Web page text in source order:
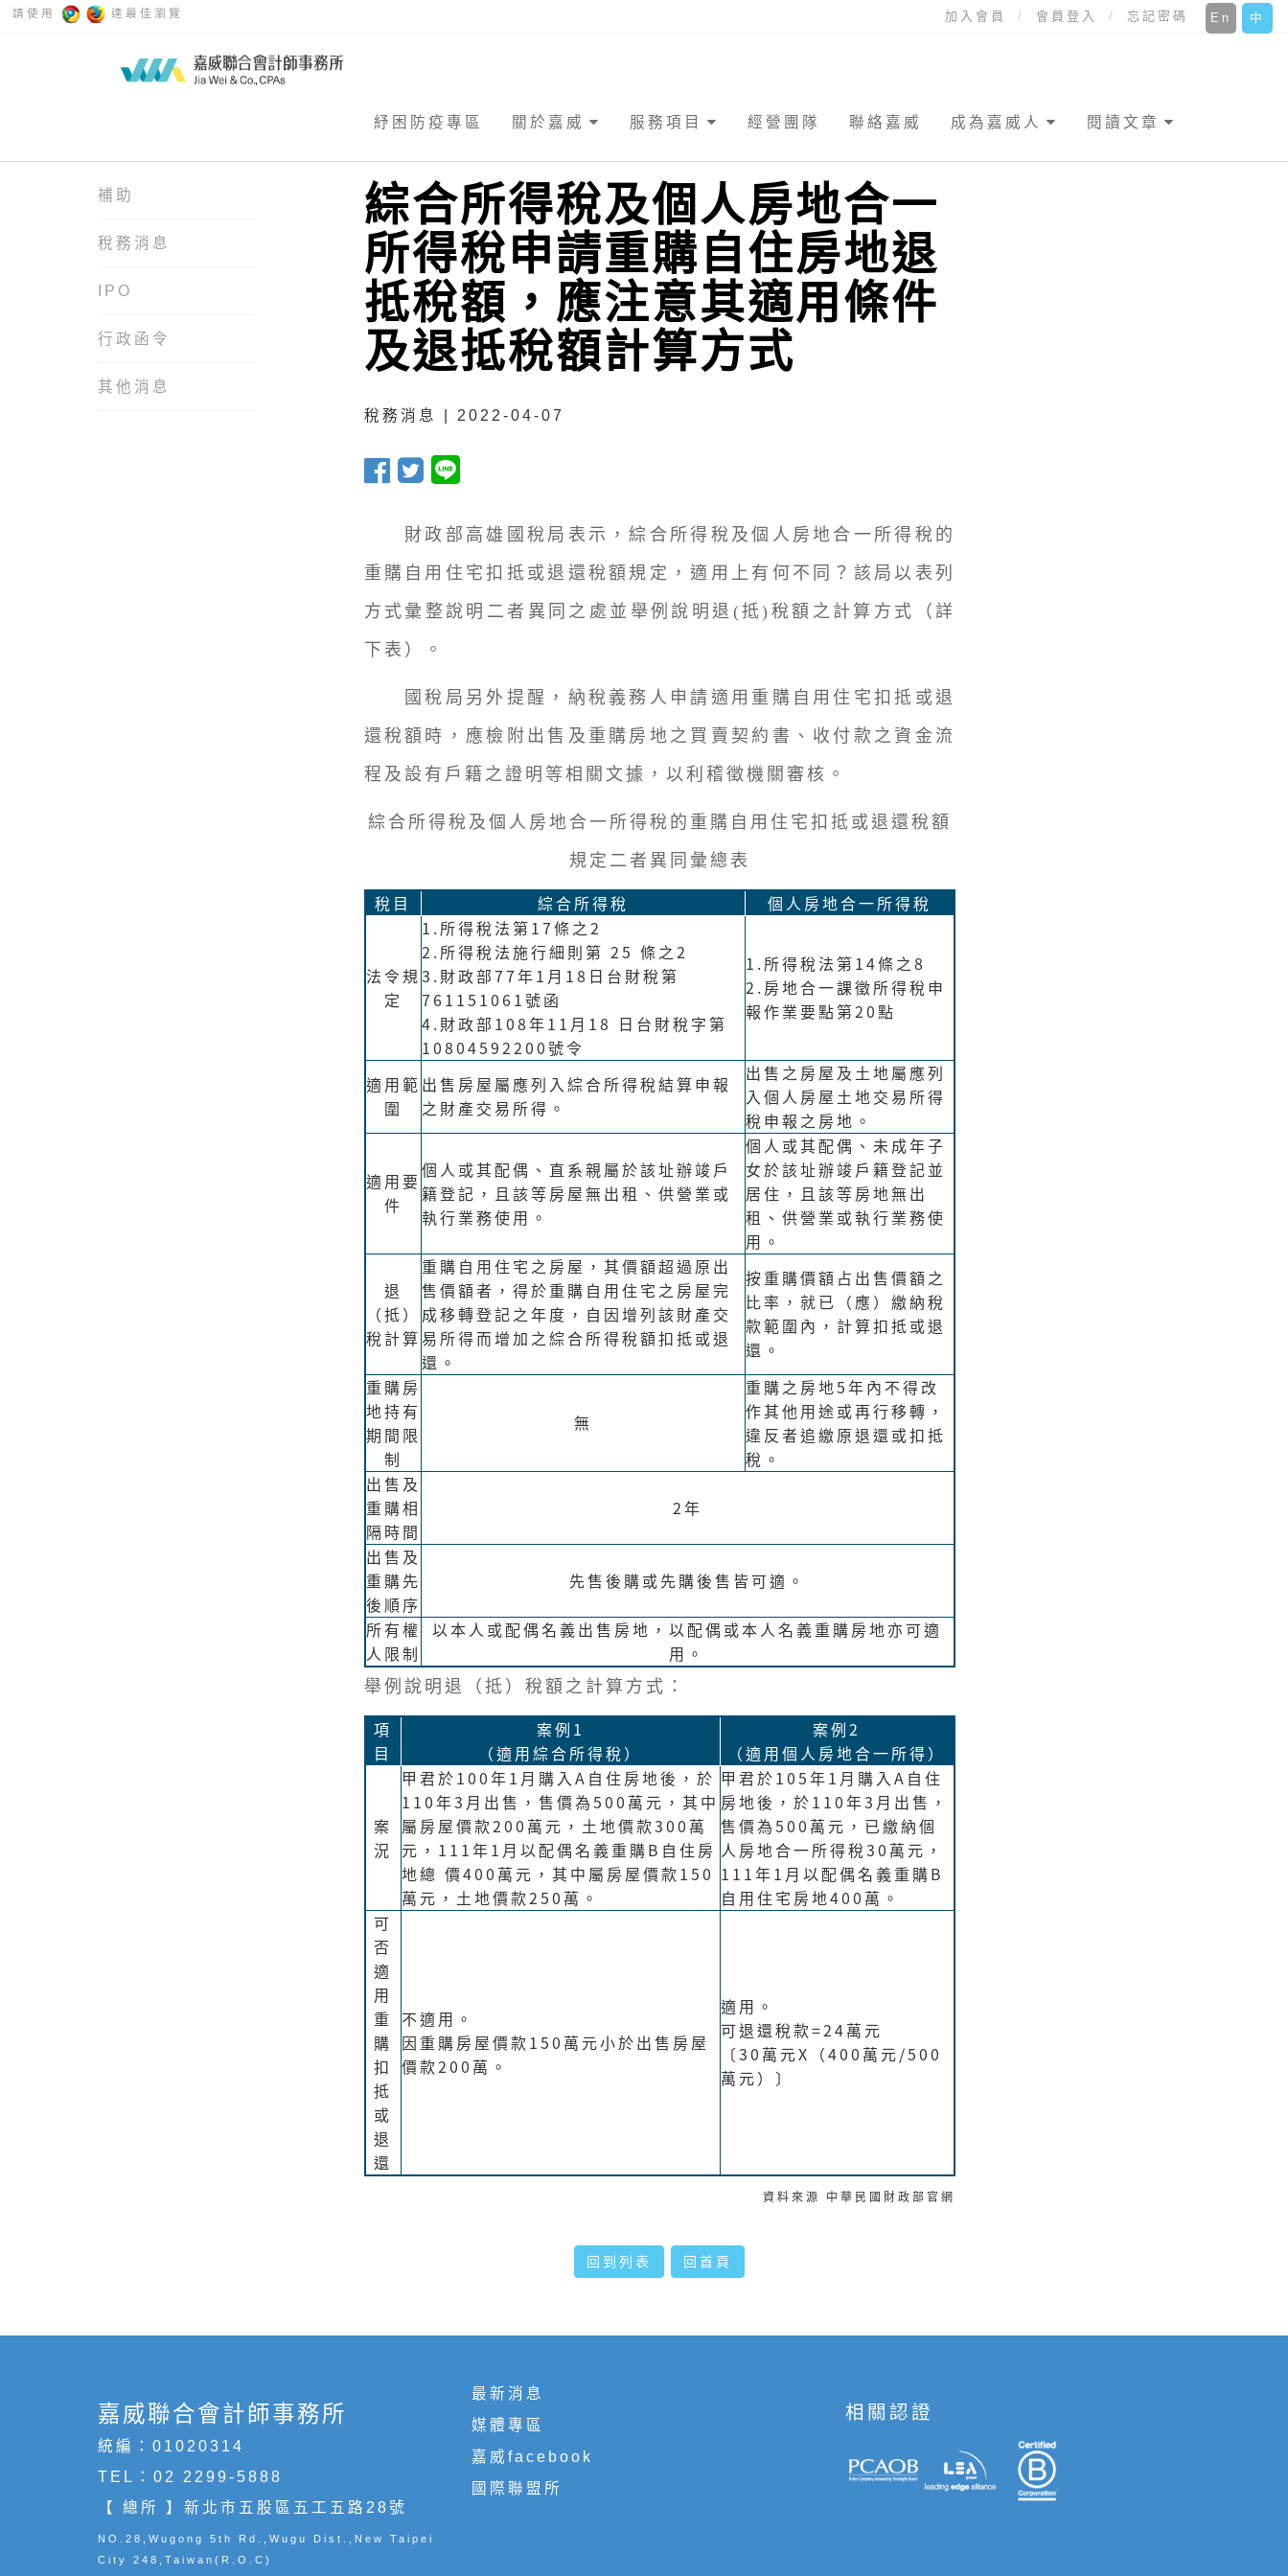
請使用 達最佳瀏覽 中
En
加入會員 會員登入 忘記密碼
紓困防疫專區 關於嘉威 服務項目 經營團隊 聯絡嘉威 成為嘉威人 閱讀文章
補助
稅務消息
IPO
行政函令
其他消息
綜合所得稅及個人房地合一
所得稅申請重購自住房地退
抵稅額，應注意其適用條件
及退抵稅額計算方式
稅務消息 | 2022-04-07
財政部高雄國稅局表示，綜合所得稅及個人房地合一所得稅的
重購自用住宅扣抵或退還稅額規定，適用上有何不同？該局以表列
方式彙整說明二者異同之處並舉例說明退(抵)稅額之計算方式（詳
下表）。
國稅局另外提醒，納稅義務人申請適用重購自用住宅扣抵或退
還稅額時，應檢附出售及重購房地之買賣契約書、收付款之資金流
程及設有戶籍之證明等相關文據，以利稽徵機關審核。
綜合所得稅及個人房地合一所得稅的重購自用住宅扣抵或退還稅額
規定二者異同彙總表
稅目 綜合所得稅 個人房地合一所得稅
法令規
定
1.所得稅法第17條之2
2.所得稅法施行細則第 25 條之2
3.財政部77年1月18日台財稅第
761151061號函
4.財政部108年11月18 日台財稅字第
10804592200號令
1.所得稅法第14條之8
2.房地合一課徵所得稅申
報作業要點第20點
適用範
圍
出售房屋屬應列入綜合所得稅結算申報
之財產交易所得。
出售之房屋及土地屬應列
入個人房屋土地交易所得
稅申報之房地。
適用要
件
個人或其配偶、直系親屬於該址辦竣戶
籍登記，且該等房屋無出租、供營業或
執行業務使用。
個人或其配偶、未成年子
女於該址辦竣戶籍登記並
居住，且該等房地無出
租、供營業或執行業務使
用。
退
（抵）
稅計算
重購自用住宅之房屋，其價額超過原出
售價額者，得於重購自用住宅之房屋完
成移轉登記之年度，自因增列該財產交
易所得而增加之綜合所得稅額扣抵或退
還。
按重購價額占出售價額之
比率，就已（應）繳納稅
款範圍內，計算扣抵或退
還。
重購房
地持有
期間限
制
無
重購之房地5年內不得改
作其他用途或再行移轉，
違反者追繳原退還或扣抵
稅。
出售及
重購相
隔時間
2年
出售及
重購先
後順序
先售後購或先購後售皆可適。
所有權
人限制
以本人或配偶名義出售房地，以配偶或本人名義重購房地亦可適
用。
舉例說明退（抵）稅額之計算方式：
項
目
案例1
（適用綜合所得稅）
案例2
（適用個人房地合一所得）
案
況
甲君於100年1月購入A自住房地後，於
110年3月出售，售價為500萬元，其中
屬房屋價款200萬元，土地價款300萬
元，111年1月以配偶名義重購B自住房
地總 價400萬元，其中屬房屋價款150
萬元，土地價款250萬。
甲君於105年1月購入A自住
房地後，於110年3月出售，
售價為500萬元，已繳納個
人房地合一所得稅30萬元，
111年1月以配偶名義重購B
自用住宅房地400萬。
可
否
適
用
重
購
扣
抵
或
退
還
不適用。
因重購房屋價款150萬元小於出售房屋
價款200萬。
適用。
可退還稅款=24萬元
〔30萬元X（400萬元/500
萬元）〕
資料來源 中華民國財政部官網
回到列表 回首頁
嘉威聯合會計師事務所
統編：01020314
TEL： 02 2299-5888
【 總所 】新北市五股區五工五路28號
NO.28,Wugong 5th Rd.,Wugu Dist.,New Taipei
City 248,Taiwan(R.O.C)
最新消息
媒體專區
嘉威facebook
國際聯盟所
相關認證